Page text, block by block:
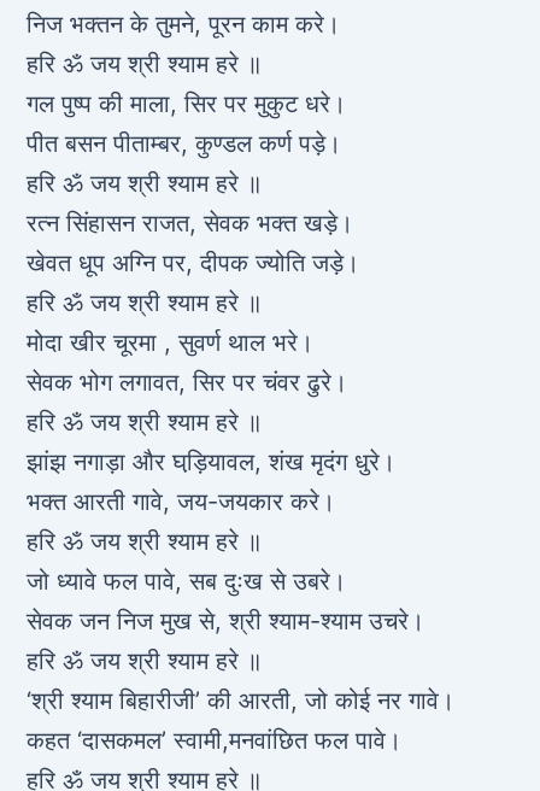
निज भक्तन के तुमने, पूरन काम करे।
हरि ॐ जय श्री श्याम हरे ॥
गल पुष्प की माला, सिर पर मुकुट धरे।
पीत बसन पीताम्बर, कुण्डल कर्ण पड़े।
हरि ॐ जय श्री श्याम हरे ॥
रत्न सिंहासन राजत, सेवक भक्त खड़े।
खेवत धूप अग्नि पर, दीपक ज्योति जड़े।
हरि ॐ जय श्री श्याम हरे ॥
मोदा खीर चूरमा , सुवर्ण थाल भरे।
सेवक भोग लगावत, सिर पर चंवर ढुरे।
हरि ॐ जय श्री श्याम हरे ॥
झांझ नगाड़ा और घड़ि़यावल, शंख मृदंग धुरे।
भक्त आरती गावे, जय-जयकार करे।
हरि ॐ जय श्री श्याम हरे ॥
जो ध्यावे फल पावे, सब दुःख से उबरे।
सेवक जन निज मुख से, श्री श्याम-श्याम उचरे।
हरि ॐ जय श्री श्याम हरे ॥
‘श्री श्याम बिहारीजी’ की आरती, जो कोई नर गावे।
कहत ‘दासकमल’ स्वामी,मनवांछित फल पावे।
हरि ॐ जय श्री श्याम हरे ॥